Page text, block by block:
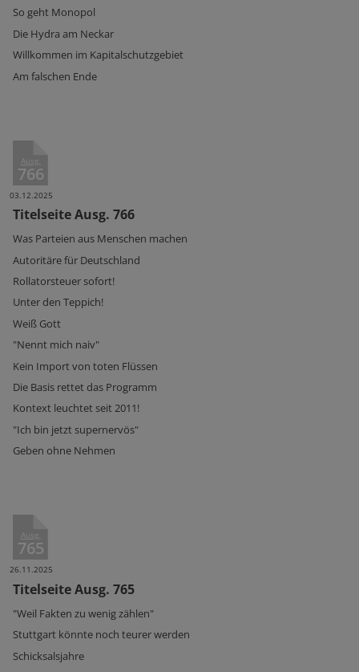
So geht Monopol
Die Hydra am Neckar
Willkommen im Kapitalschutzgebiet
Am falschen Ende
Ausg.
766
03.12.2025
Titelseite Ausg. 766
Was Parteien aus Menschen machen
Autoritäre für Deutschland
Rollatorsteuer sofort!
Unter den Teppich!
Weiß Gott
"Nennt mich naiv"
Kein Import von toten Flüssen
Die Basis rettet das Programm
Kontext leuchtet seit 2011!
"Ich bin jetzt supernervös"
Geben ohne Nehmen
Ausg.
765
26.11.2025
Titelseite Ausg. 765
"Weil Fakten zu wenig zählen"
Stuttgart könnte noch teurer werden
Schicksalsjahre